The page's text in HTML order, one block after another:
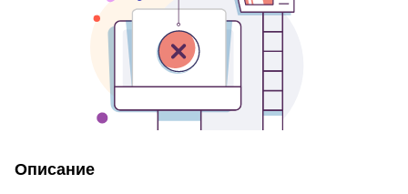
Описание